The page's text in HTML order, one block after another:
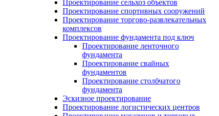
Проектирование сельхоз объектов
Проектирование спортивных сооружений
Проектирование торгово-развлекательных
комплексов
Проектирование фундамента под ключ
Проектирование ленточного
фундамента
Проектирование свайных
фундаментов
Проектирование столбчатого
фундамента
Эскизное проектирование
Проектирование логистических центров